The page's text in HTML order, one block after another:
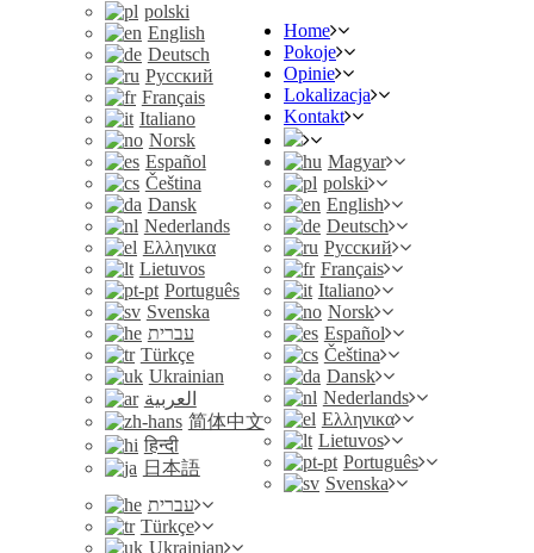
polski
English
Deutsch
Русский
Français
Italiano
Norsk
Español
Čeština
Dansk
Nederlands
Ελληνικα
Lietuvos
Português
Svenska
עברית
Türkçe
Ukrainian
العربية
简体中文
हिन्दी
日本語
Home
Pokoje
Opinie
Lokalizacja
Kontakt
Magyar
polski
English
Deutsch
Русский
Français
Italiano
Norsk
Español
Čeština
Dansk
Nederlands
Ελληνικα
Lietuvos
Português
Svenska
עברית
Türkçe
Ukrainian